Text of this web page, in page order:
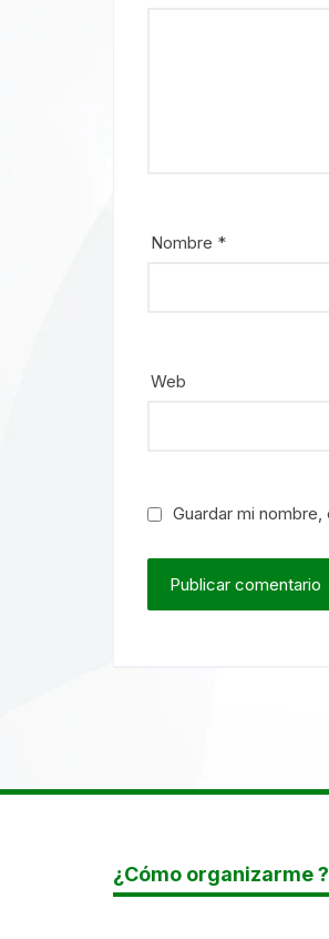
Nombre *
Web
Guardar mi
¿Cómo organizarme ?